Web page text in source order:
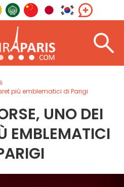
più emblematici di Parigi
UNO DEI
EMBLEMATICI